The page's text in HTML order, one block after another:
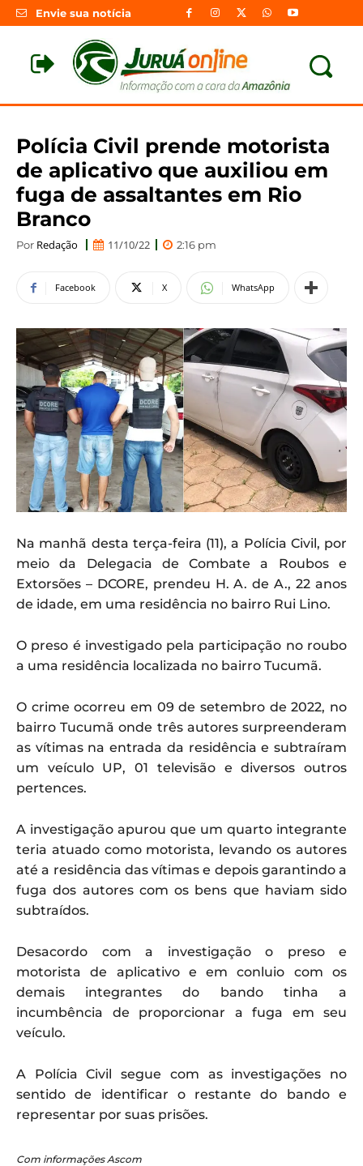
Envie sua notícia
Polícia Civil prende motorista
de aplicativo que auxiliou em
fuga de assaltantes em Rio
Branco
Por Redação 11/10/22 2:16 pm
Facebook X WhatsApp
Na manhã desta terça-feira (11), a Polícia Civil, por
meio da Delegacia de Combate a Roubos e
Extorsões – DCORE, prendeu H. A. de A., 22 anos
de idade, em uma residência no bairro Rui Lino.
O preso é investigado pela participação no roubo
a uma residência localizada no bairro Tucumã.
O crime ocorreu em 09 de setembro de 2022, no
bairro Tucumã onde três autores surpreenderam
as vítimas na entrada da residência e subtraíram
um veículo UP, 01 televisão e diversos outros
pertences.
A investigação apurou que um quarto integrante
teria atuado como motorista, levando os autores
até a residência das vítimas e depois garantindo a
fuga dos autores com os bens que haviam sido
subtraídos.
Desacordo com a investigação o preso e
motorista de aplicativo e em conluio com os
demais integrantes do bando tinha a
incumbência de proporcionar a fuga em seu
veículo.
A Polícia Civil segue com as investigações no
sentido de identificar o restante do bando e
representar por suas prisões.
Com informações Ascom